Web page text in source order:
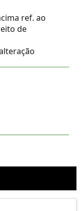
ref. ao
de